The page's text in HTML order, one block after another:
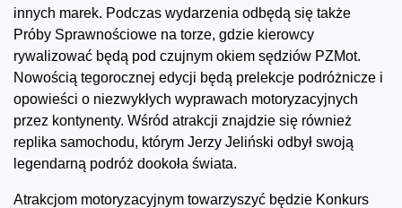
innych marek. Podczas wydarzenia odbędą się także
Próby Sprawnościowe na torze, gdzie kierowcy
rywalizować będą pod czujnym okiem sędziów PZMot.
Nowością tegorocznej edycji będą prelekcje podróżnicze i
opowieści o niezwykłych wyprawach motoryzacyjnych
przez kontynenty. Wśród atrakcji znajdzie się również
replika samochodu, którym Jerzy Jeliński odbył swoją
legendarną podróż dookoła świata.
Atrakcjom motoryzacyjnym towarzyszyć będzie Konkurs